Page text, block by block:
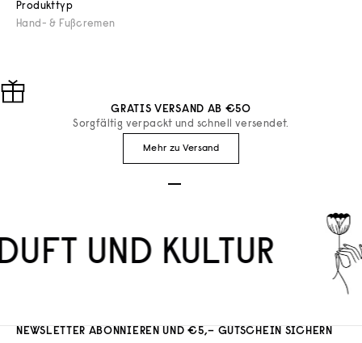
Produkttyp
Hand- & Fußcremen
GRATIS VERSAND AB €50
Sorgfältig verpackt und schnell versendet.
Mehr zu Versand
UND KULTUR
NEWSLETTER ABONNIEREN UND €5,– GUTSCHEIN SICHERN